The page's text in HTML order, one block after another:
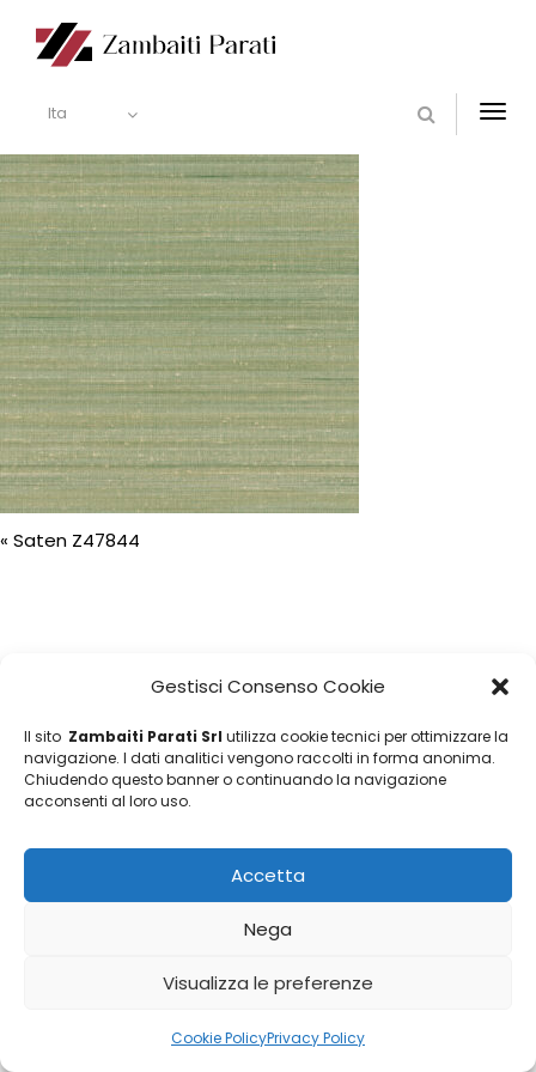
Gestisci Consenso Cookie
Il sito Zambaiti Parati Srl utilizza cookie tecnici per ottimizzare la
navigazione. I dati analitici vengono raccolti in forma anonima.
Chiudendo questo banner o continuando la navigazione
acconsenti al loro uso.
Accetta
Nega
Visualizza le preferenze
Cookie PolicyPrivacy Policy
Ita
« Saten Z47844